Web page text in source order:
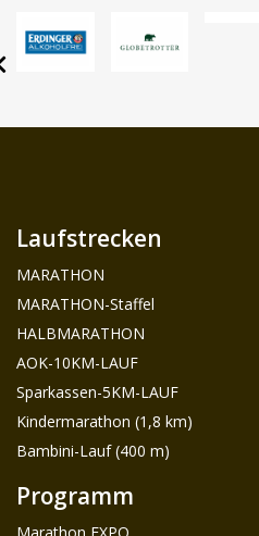
Laufstrecken
MARATHON
MARATHON-Staffel
HALBMARATHON
AOK-10KM-LAUF
Sparkassen-5KM-LAUF
Kindermarathon (1,8 km)
Bambini-Lauf (400 m)
Programm
Marathon EXPO